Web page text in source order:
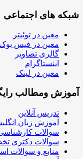
شبکه های اجتماعی
معین در توئیتر
معین در فیس بوک
گالری تصاویر
اینستاگرام
معین در لینک
آموزش ومطالب
تدریس آنلاین
آموزش زبان
سوالات
سوالات دکتری
منابع و سوالات